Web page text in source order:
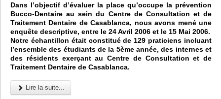
Dans l’objectif d’évaluer la place qu’occupe la prévention
Bucco-Dentaire au sein du Centre de Consultation et de
Traitement Dentaire de Casablanca, nous avons mené une
enquête descriptive, entre le 24 Avril 2006 et le 15 Mai 2006.
Notre échantillon était constitué de 129 praticiens incluant
l’ensemble des étudiants de la 5ème année, des internes et
des résidents exerçant au Centre de Consultation et de
Traitement Dentaire de Casablanca.
Lire la suite...